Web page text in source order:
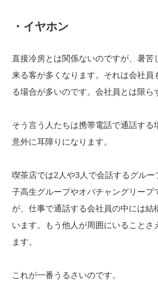
・イヤホン
直接冷房とは関係ないのですが、暑苦
来る客が多くなります。それは会社員
る場合が多いのです。会社員とは限ら
そう言う人たちは携帯電話で通話する
意外に耳障りになります。
喫茶店では2人や3人で会話するグル
子高生グループやオバチャングリープ
が、仕事で通話する会社員の中には結
います。もう他人が周囲にいることさ
ます。
これが一番うるさいのです。